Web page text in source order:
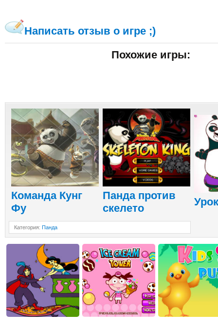
Написать отзыв о игре ;)
Похожие игры:
Команда Кунг
Фу
Панда против
скелето
Категория: Панда